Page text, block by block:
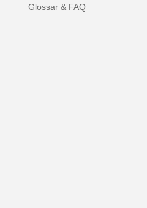
Glossar & FAQ